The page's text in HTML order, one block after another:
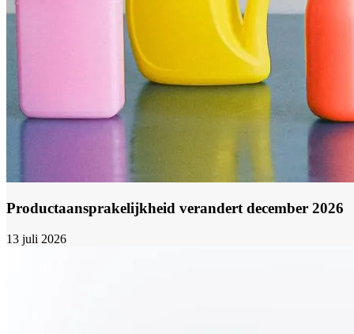
Productaansprakelijkheid verandert december 2026
13 juli 2026